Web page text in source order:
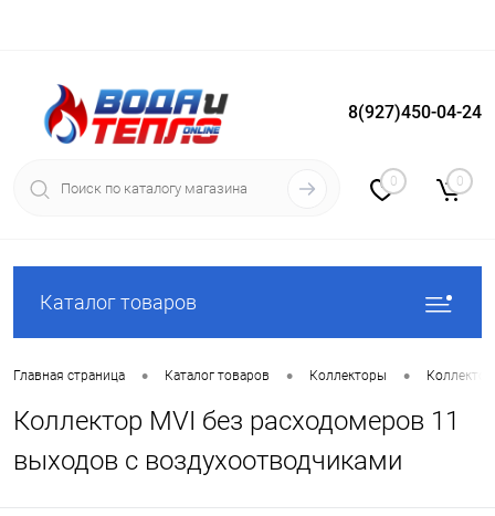
Вход Регистрация
8(927)450-04-24
0 0
Каталог товаров
Главная страница • Каталог товаров • Коллекторы •
Коллектор MVI без расходомеров 11
выходов с воздухоотводчиками